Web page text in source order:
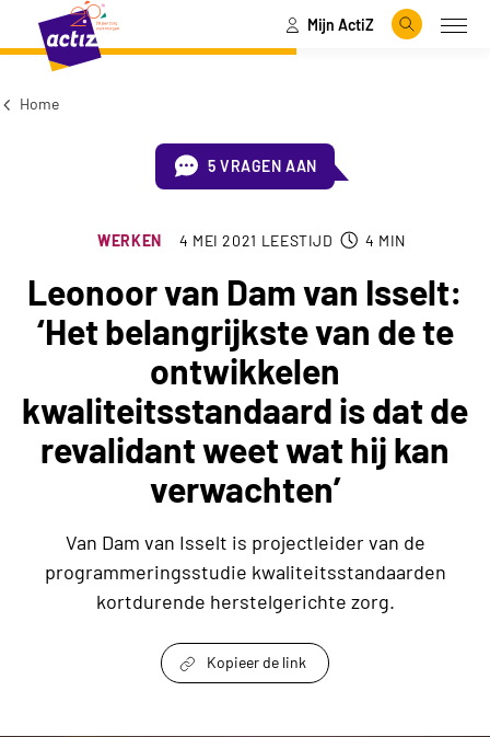
Naar hoofdinhoud
Naar menu Mijn ActiZ
Zoeken
Home
5 VRAGEN AAN
WERKEN 4 MEI 2021 LEESTIJD 4 MIN
Leonoor van Dam van Isselt:
‘Het belangrijkste van de te
ontwikkelen
kwaliteitsstandaard is dat de
revalidant weet wat hij kan
verwachten’
Van Dam van Isselt is projectleider van de
programmeringsstudie kwaliteitsstandaarden
kortdurende herstelgerichte zorg.
Kopieer de link